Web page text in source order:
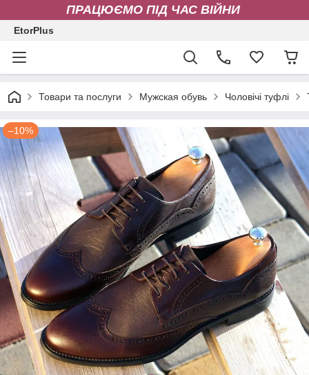
ПРАЦЮЄМО ПІД ЧАС ВІЙНИ
EtorPlus
Товари та послуги Мужская обувь Чоловічі туфлі
–10%